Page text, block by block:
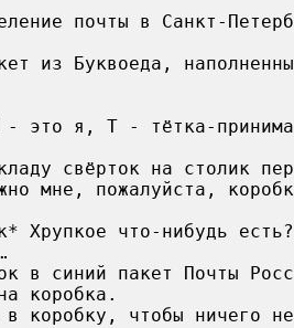
почты в Санкт-
из Буквоеда,
- это я, Т - тётка-
свёрток на столик
мне, пожалуйста,
Хрупкое что-нибудь есть?
в синий пакет Почты
коробка.
коробку, чтобы ничего